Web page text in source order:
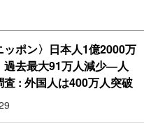
ッポン〉日本人1億2000万
過去最大91万人減少―人
査 : 外国人は400万人突破